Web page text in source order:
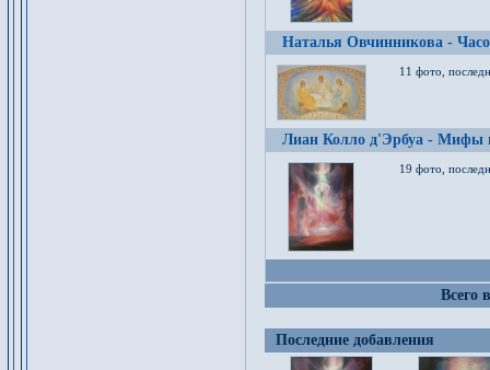
Наталья Овчинникова -
11 фото,
Лиан Колло д'Эрбуа - Мифы
19 фото,
Всего
Последние добавления